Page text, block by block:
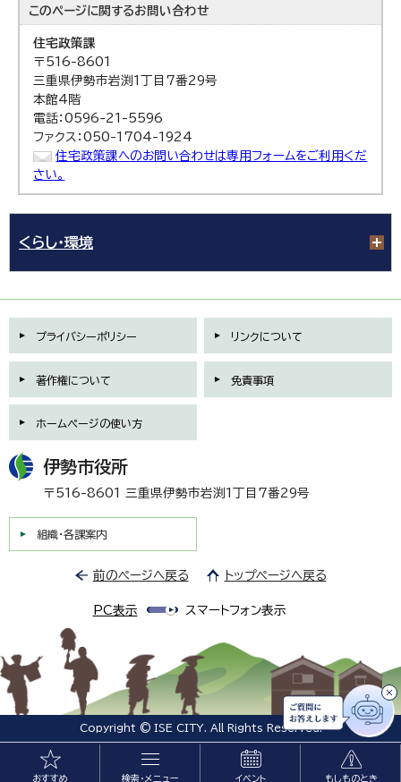
このページに関するお問い合わせ
住宅政策課
〒516-8601
三重県伊勢市岩渕1丁目7番29号
本館4階
電話：0596-21-5596
ファクス：050-1704-1924
住宅政策課へのお問い合わせは専用フォームをご利用くだ
さい。
くらし・環境
おすすめ 検索・メニュー イベント もしものとき
プライバシーポリシー リンクについて
著作権について 免責事項
ホームページの使い方
伊勢市役所
〒516-8601 三重県伊勢市岩渕1丁目7番29号
組織・各課案内
前のページへ戻る トップページへ戻る
PC表示 スマートフォン表示
Copyright © ISE CITY. All Rights Reserved.